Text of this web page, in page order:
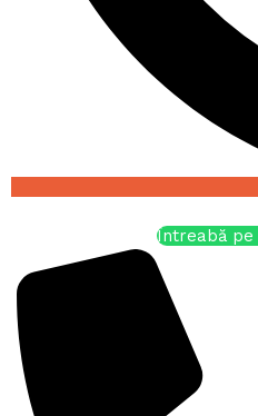
Întreabă